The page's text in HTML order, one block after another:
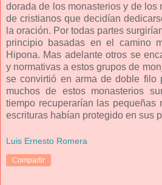
dorada de los monasterios y de los
de cristianos que decidían
la oración. Por todas partes
principio basadas en el camino
Hipona. Mas adelante otros se
y normativas a estos grupos de
se convirtió en arma de doble filo
muchos de estos monasterios
tiempo recuperarían las pequeñas
escrituras habían protegido en sus
Luis Ernesto Romera
Compartir